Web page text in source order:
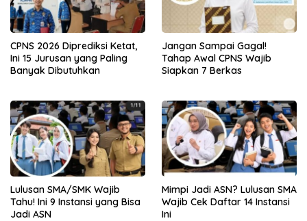
CPNS 2026 Diprediksi Ketat,
Ini 15 Jurusan yang Paling
Banyak Dibutuhkan
Jangan Sampai Gagal!
Tahap Awal CPNS Wajib
Siapkan 7 Berkas
Lulusan SMA/SMK Wajib
Tahu! Ini 9 Instansi yang Bisa
Jadi ASN
Mimpi Jadi ASN? Lulusan SMA
Wajib Cek Daftar 14 Instansi
Ini